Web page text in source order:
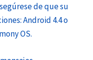
de que su
Android 4.4 o
OS.